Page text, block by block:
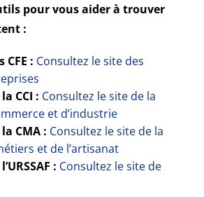
pour vous aider à trouver
:
CFE : Consultez le site des
CCI : Consultez le site de la
et d’industrie
CMA : Consultez le site de la
et de l’artisanat
: Consultez le site de